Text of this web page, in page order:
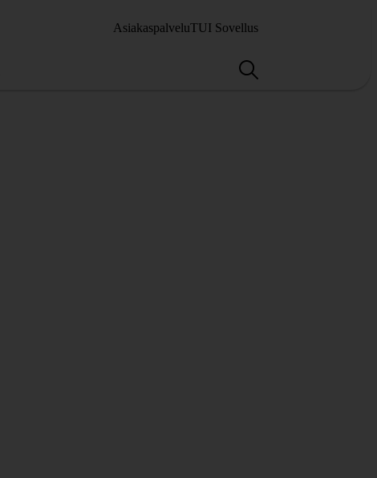
AsiakaspalveluTUI Sovellus